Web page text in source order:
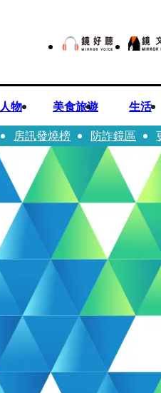
人物 美食旅遊 生活
房訊發燒榜 防詐鏡區